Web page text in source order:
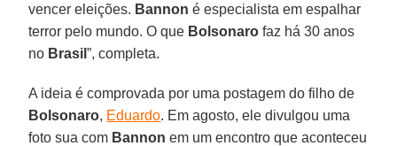
vencer eleições. Bannon é especialista em espalhar
terror pelo mundo. O que Bolsonaro faz há 30 anos
no Brasil”, completa.
A ideia é comprovada por uma postagem do filho de
Bolsonaro, Eduardo. Em agosto, ele divulgou uma
foto sua com Bannon em um encontro que aconteceu